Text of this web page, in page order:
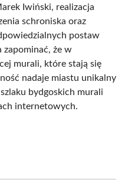
Iwiński, realizacja
schroniska oraz
postaw
zapominać, że w
murali, które stają się
nadaje miastu unikalny
bydgoskich murali
internetowych.